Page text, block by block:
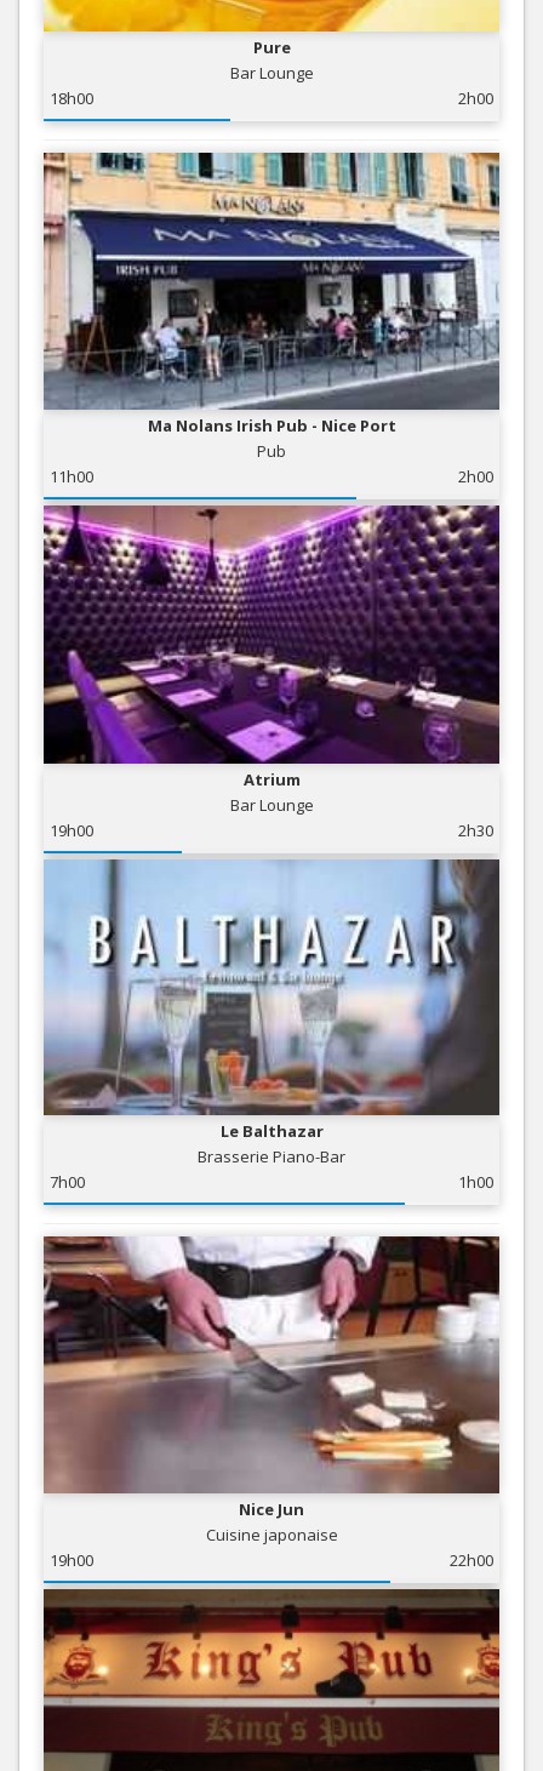
Pure
Bar Lounge
18h00
2h00
Ma Nolans Irish Pub - Nice Port
Pub
11h00
2h00
Atrium
Bar Lounge
19h00
2h30
Le Balthazar
Brasserie Piano-Bar
7h00
1h00
Nice Jun
Cuisine japonaise
19h00
22h00